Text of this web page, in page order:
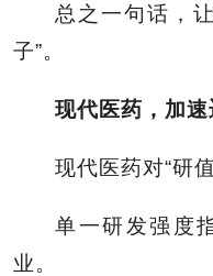
总之一句话，
子”。
现代医药，加速
现代医药对“研
单一研发强度
业。